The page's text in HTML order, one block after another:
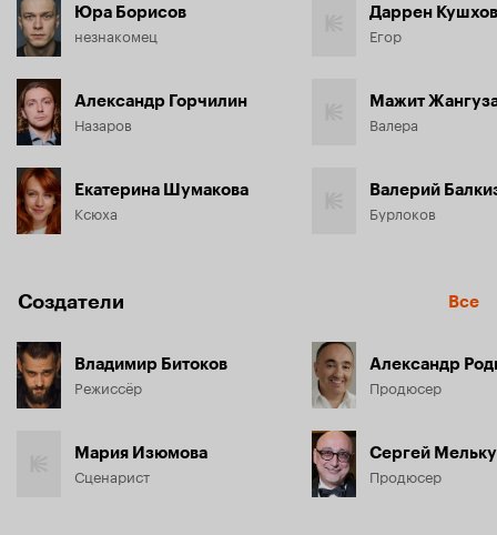
Юра Борисов
незнакомец
Александр Горчилин
Назаров
Екатерина Шумакова
Ксюха
Даррен Кушхов
Егор
Мажит
Валера
Валерий
Бурлоков
Создатели Все
Владимир Битоков
Режиссёр
Мария Изюмова
Сценарист
Александр
Продюсер
Сергей
Продюсер